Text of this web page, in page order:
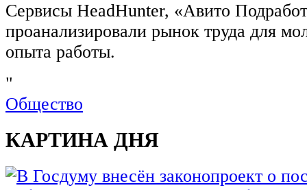
Сервисы HeadHunter, «Авито
проанализировали рынок труда для
опыта работы.
"
Общество
КАРТИНА ДНЯ